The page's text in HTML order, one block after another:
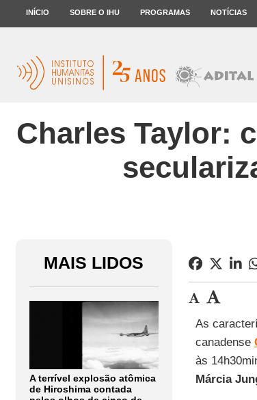
INÍCIO SOBRE O IHU PROGRAMAS NOTÍCIAS
Charles Taylor:
MAIS LIDOS
A terrível explosão atômica
de Hiroshima contada
As
canadense
às
Márcia